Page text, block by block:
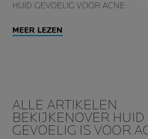
HUID GEVOELIG VOOR ACNE
MEER LEZEN
ALLE ARTIKELEN
BEKIJKENOVER HUID
GEVOELIG IS VOOR